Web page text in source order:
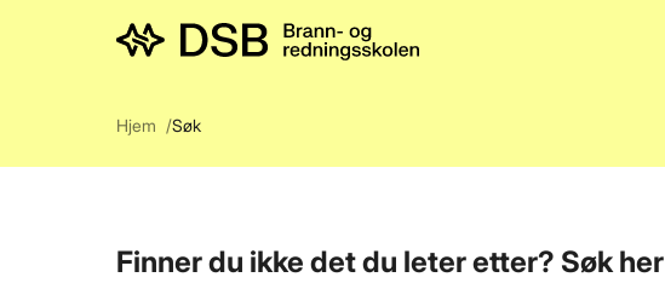
Hjem Søk
Finner du ikke det du leter etter? Søk her